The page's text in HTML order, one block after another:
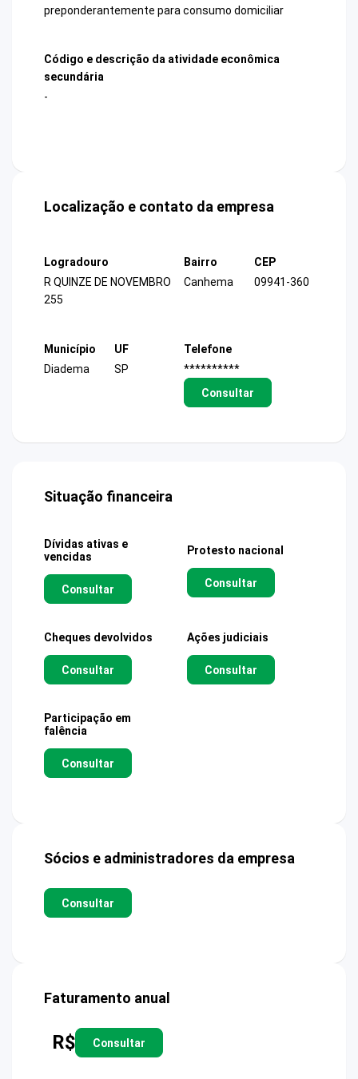
preponderantemente para consumo domiciliar
Código e descrição da atividade econômica
secundária
-
Localização e contato da empresa
Logradouro
R QUINZE DE NOVEMBRO
255
Bairro
Canhema
CEP
09941-360
Município
Diadema
UF
SP
Telefone
**********
Consultar
Situação financeira
Dívidas ativas e
vencidas
Consultar
Protesto nacional
Consultar
Cheques devolvidos
Consultar
Ações judiciais
Consultar
Participação em
falência
Consultar
Sócios e administradores da empresa
Consultar
Faturamento anual
R$ Consultar